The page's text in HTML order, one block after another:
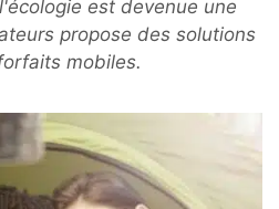
est devenue une
propose des solutions
mobiles.